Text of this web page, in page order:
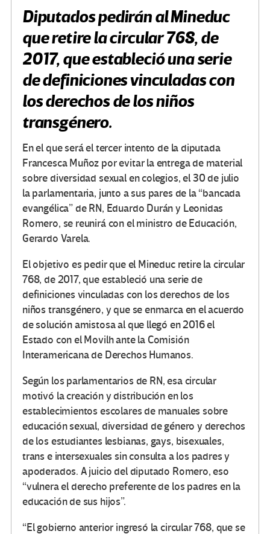
Diputados pedirán al Mineduc
que retire la circular 768, de
2017, que estableció una serie
de definiciones vinculadas con
los derechos de los niños
transgénero.
En el que será el tercer intento de la diputada
Francesca Muñoz por evitar la entrega de material
sobre diversidad sexual en colegios, el 30 de julio
la parlamentaria, junto a sus pares de la “bancada
evangélica” de RN, Eduardo Durán y Leonidas
Romero, se reunirá con el ministro de Educación,
Gerardo Varela.
El objetivo es pedir que el Mineduc retire la circular
768, de 2017, que estableció una serie de
definiciones vinculadas con los derechos de los
niños transgénero, y que se enmarca en el acuerdo
de solución amistosa al que llegó en 2016 el
Estado con el Movilh ante la Comisión
Interamericana de Derechos Humanos.
Según los parlamentarios de RN, esa circular
motivó la creación y distribución en los
establecimientos escolares de manuales sobre
educación sexual, diversidad de género y derechos
de los estudiantes lesbianas, gays, bisexuales,
trans e intersexuales sin consulta a los padres y
apoderados. A juicio del diputado Romero, eso
“vulnera el derecho preferente de los padres en la
educación de sus hijos”.
“El gobierno anterior ingresó la circular 768, que se